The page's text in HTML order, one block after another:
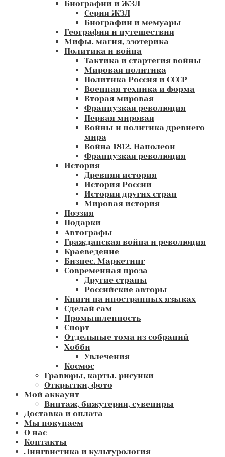
Биографии и ЖЗЛ
Серия ЖЗЛ
Биографии и мемуары
География и путешествия
Мифы, магия, эзотерика
Политика и война
Тактика и стартегия войны
Мировая политика
Политика Россия и СССР
Военная техника и форма
Вторая мировая
Французкая революция
Первая мировая
Войны и политика древнего
мира
Война 1812. Наполеон
Французкая революция
История
Древняя история
История России
История других стран
Мировая история
Поэзия
Подарки
Автографы
Гражданская война и революция
Краеведение
Бизнес. Маркетинг
Современная проза
Другие страны
Российские авторы
Книги на иностранных языках
Сделай сам
Промышленность
Спорт
Отдельные тома из собраний
Хобби
Увлечения
Космос
Гравюры, карты, рисунки
Открытки, фото
Мой аккаунт
Винтаж, бижутерия, сувениры
Доставка и оплата
Мы покупаем
О нас
Контакты
Лингвистика и культурология